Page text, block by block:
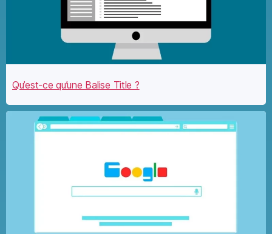
Qu’est-ce qu’une Balise Title ?